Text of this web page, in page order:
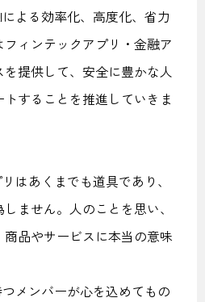
よる効率化、高度化、省力
ィンテックアプリ・金融ア
を提供して、安全に豊かな人
することを推進していきま
はあくまでも道具であり、
ません。人のことを思い、
品やサービスに本当の意味
メンバーが心を込めてもの